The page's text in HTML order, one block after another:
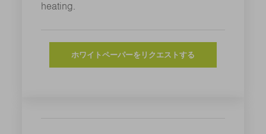
heating.
ホワイトペーパーをリクエストする